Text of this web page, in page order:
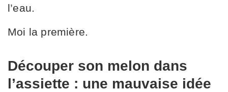
l’eau.
Moi la première.
Découper son melon dans
l’assiette : une mauvaise idée